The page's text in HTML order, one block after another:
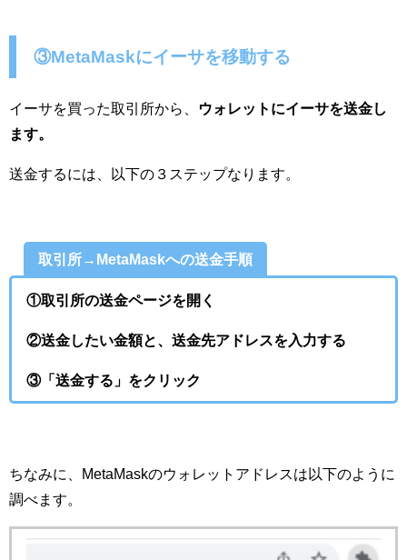
③MetaMaskにイーサを移動する
イーサを買った取引所から、
ウォレットにイーサを送金し
ます。
送金するには、以下の３ステップなります。
取引所→MetaMaskへの送金手順
①取引所の送金ページを開く
②送金したい金額と、送金先アドレスを入力する
③「送金する」をクリック
ちなみに、MetaMaskのウォレットアドレスは以下のように
調べます。